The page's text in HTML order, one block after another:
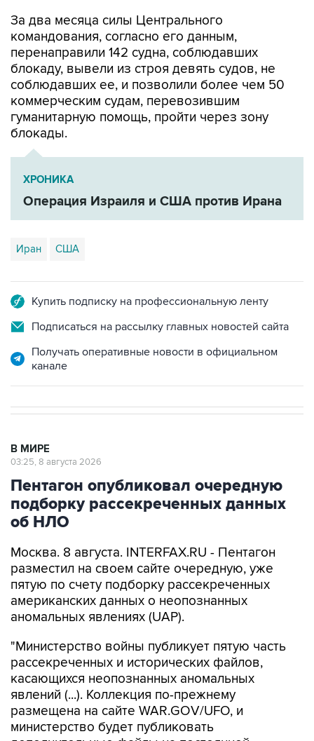
За два месяца силы Центрального
командования, согласно его данным,
перенаправили 142 судна, соблюдавших
блокаду, вывели из строя девять судов, не
соблюдавших ее, и позволили более чем 50
коммерческим судам, перевозившим
гуманитарную помощь, пройти через зону
блокады.
ХРОНИКА
Операция Израиля и США против Ирана
Иран США
Купить подписку на профессиональную ленту
Подписаться на рассылку главных новостей сайта
Получать оперативные новости в официальном
канале
В МИРЕ
03:25, 8 августа 2026
Пентагон опубликовал очередную
подборку рассекреченных данных
об НЛО
Москва. 8 августа. INTERFAX.RU - Пентагон
разместил на своем сайте очередную, уже
пятую по счету подборку рассекреченных
американских данных о неопознанных
аномальных явлениях (UAP).
"Министерство войны публикует пятую часть
рассекреченных и исторических файлов,
касающихся неопознанных аномальных
явлений (...). Коллекция по-прежнему
размещена на сайте WAR.GOV/UFO, и
министерство будет публиковать